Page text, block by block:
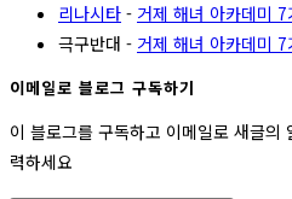
리나시타 - 거제 해녀 아카데미
극구반대 - 거제 해녀 아카데미
이메일로 블로그 구독하기
이 블로그를 구독하고 이메일로 새글의
력하세요